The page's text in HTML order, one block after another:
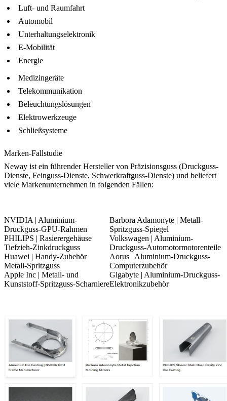
Luft- und Raumfahrt
Automobil
Unterhaltungselektronik
E-Mobilität
Energie
Medizingeräte
Telekommunikation
Beleuchtungslösungen
Elektrowerkzeuge
Schließsysteme
Marken-Fallstudie
Neway ist ein führender Hersteller von Präzisionsguss (Druckguss-
Dienste, Feinguss-Dienste, Schwerkraftguss-Dienste) und beliefert
viele Markenunternehmen in folgenden Fällen:
NVIDIA | Aluminium-
Druckguss-GPU-Rahmen
Barbora Adamonyte | Metall-
Spritzguss-Spiegel
PHILIPS | Rasierergehäuse
Tiefzieh-Zinkdruckguss
Volkswagen | Aluminium-
Druckguss-Automotormotorenteile
Huawei | Handy-Zubehör
Metall-Spritzguss
Aorus | Aluminium-Druckguss-
Computerzubehör
Apple Inc | Metall- und
Kunststoff-Spritzguss-Scharniere
Gigabyte | Aluminium-Druckguss-
Elektronikzubehör